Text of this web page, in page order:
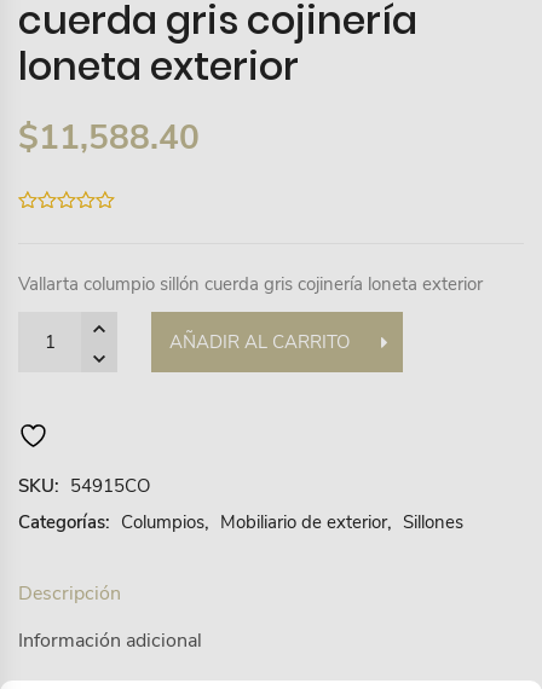
cuerda gris cojinería
loneta exterior
$11,588.40
5
Vallarta columpio sillón cuerda gris cojinería loneta exterior
AÑADIR AL CARRITO
SKU: 54915CO
Categorías: Columpios, Mobiliario de exterior, Sillones
Descripción
Información adicional